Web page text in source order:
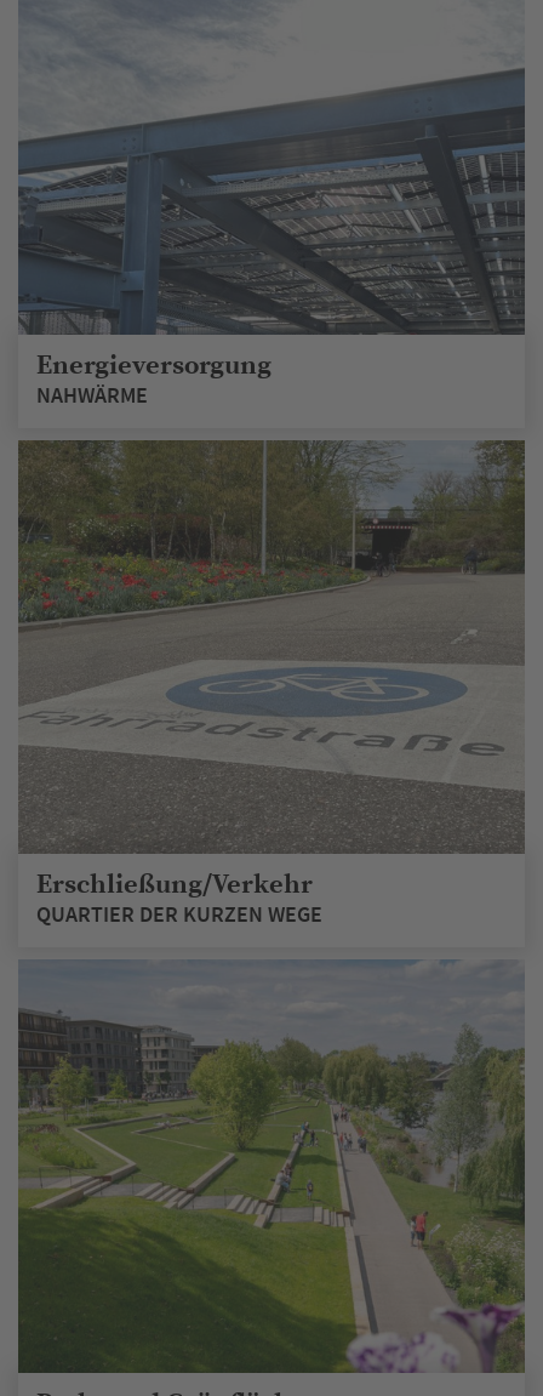
Energieversorgung
NAHWÄRME
Erschließung/Verkehr
QUARTIER DER KURZEN WEGE